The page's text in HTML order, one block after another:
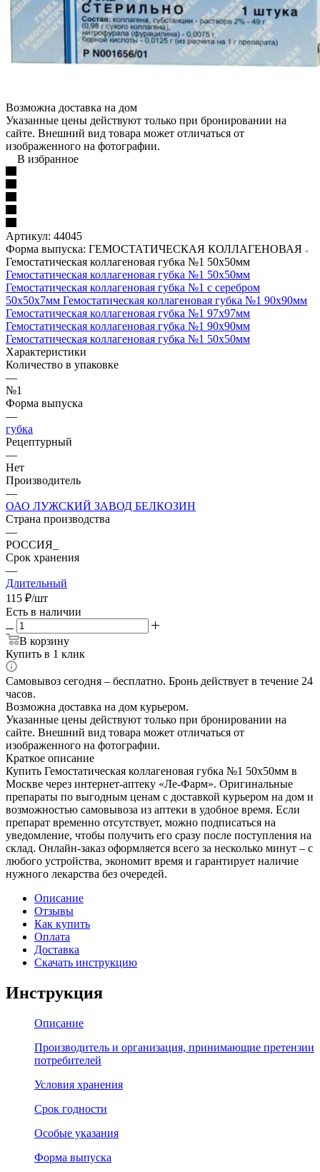
Возможна доставка на дом
Указанные цены действуют только при бронировании на
сайте. Внешний вид товара может отличаться от
изображенного на фотографии.
В избранное
Артикул: 44045
Форма выпуска: ГЕМОСТАТИЧЕСКАЯ КОЛЛАГЕНОВАЯ
Гемостатическая коллагеновая губка №1 50х50мм
Гемостатическая коллагеновая губка №1 50х50мм
Гемостатическая коллагеновая губка №1 с серебром
50х50х7мм Гемостатическая коллагеновая губка №1 90х90мм
Гемостатическая коллагеновая губка №1 97х97мм
Гемостатическая коллагеновая губка №1 90х90мм
Гемостатическая коллагеновая губка №1 50х50мм
Характеристики
Количество в упаковке
—
№1
Форма выпуска
—
губка
Рецептурный
—
Нет
Производитель
—
ОАО ЛУЖСКИЙ ЗАВОД БЕЛКОЗИН
Страна производства
—
РОССИЯ_
Срок хранения
—
Длительный
115 ₽/шт
Есть в наличии
В корзину
Купить в 1 клик
Самовывоз сегодня – бесплатно. Бронь действует в течение 24
часов.
Возможна доставка на дом курьером.
Указанные цены действуют только при бронировании на
сайте. Внешний вид товара может отличаться от
изображенного на фотографии.
Краткое описание
Купить Гемостатическая коллагеновая губка №1 50х50мм в
Москве через интернет-аптеку «Ле-Фарм». Оригинальные
препараты по выгодным ценам с доставкой курьером на дом и
возможностью самовывоза из аптеки в удобное время. Если
препарат временно отсутствует, можно подписаться на
уведомление, чтобы получить его сразу после поступления на
склад. Онлайн-заказ оформляется всего за несколько минут – с
любого устройства, экономит время и гарантирует наличие
нужного лекарства без очередей.
Описание
Отзывы
Как купить
Оплата
Доставка
Скачать инструкцию
Инструкция
Описание
Производитель и организация, принимающие претензии
потребителей
Условия хранения
Срок годности
Особые указания
Форма выпуска